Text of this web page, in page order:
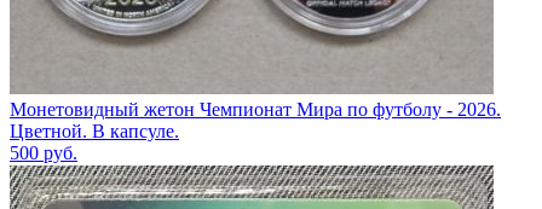
Монетовидный жетон Чемпионат Мира по футболу - 2026.
Цветной. В капсуле.
500 руб.